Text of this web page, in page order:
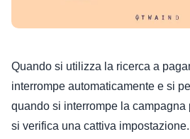
Quando si utilizza la ricerca a
interrompe automaticamente e si
quando si interrompe la
si verifica una cattiva impostazione.